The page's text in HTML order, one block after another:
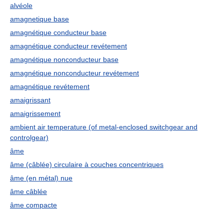
alvéole
amagnetique base
amagnétique conducteur base
amagnétique conducteur revétement
amagnétique nonconducteur base
amagnétique nonconducteur revétement
amagnétique revétement
amaigrissant
amaigrissement
ambient air temperature (of metal-enclosed switchgear and
controlgear)
âme
âme (câblée) circulaire à couches concentriques
âme (en métal) nue
âme câblée
âme compacte